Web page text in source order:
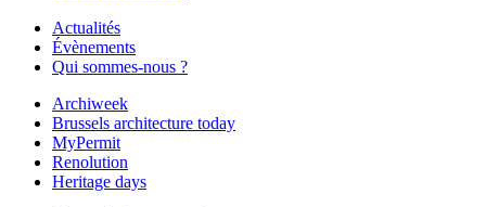
Actualités
Évènements
Qui sommes-nous ?
Archiweek
Brussels architecture today
MyPermit
Renolution
Heritage days